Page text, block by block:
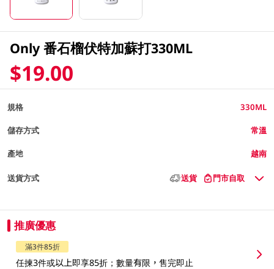
Only 番石榴伏特加蘇打330ML
$19.00
規格 330ML
儲存方式 常溫
產地 越南
送貨方式 送貨 門市自取
推廣優惠
滿3件85折
任揀3件或以上即享85折；數量有限，售完即止